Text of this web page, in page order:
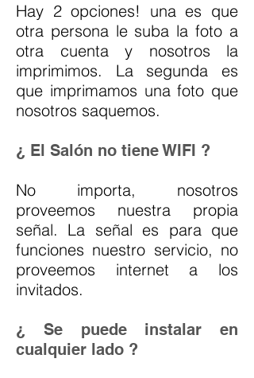
Hay 2 opciones! una es que
otra persona le suba la foto a
otra cuenta y nosotros la
imprimimos. La segunda es
que imprimamos una foto que
nosotros saquemos.
¿ El Salón no tiene WIFI ?
No importa, nosotros
proveemos nuestra propia
señal. La señal es para que
funciones nuestro servicio, no
proveemos internet a los
invitados.
¿ Se puede instalar en
cualquier lado ?